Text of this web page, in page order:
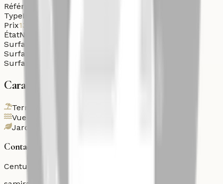
Référence
TypeImmeuble
Prix13 000 000
ÉtatNouveau
Surface habitable
Surface terrain
Surface terrasse
Caractéristiques
Terrasse
Vue mer
Jardin
Contactez l'agent
Century 21 Ollier